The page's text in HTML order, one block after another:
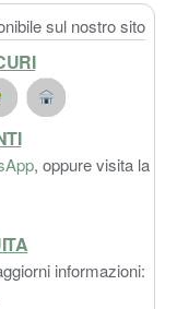
sul nostro sito
, oppure visita la
informazioni: